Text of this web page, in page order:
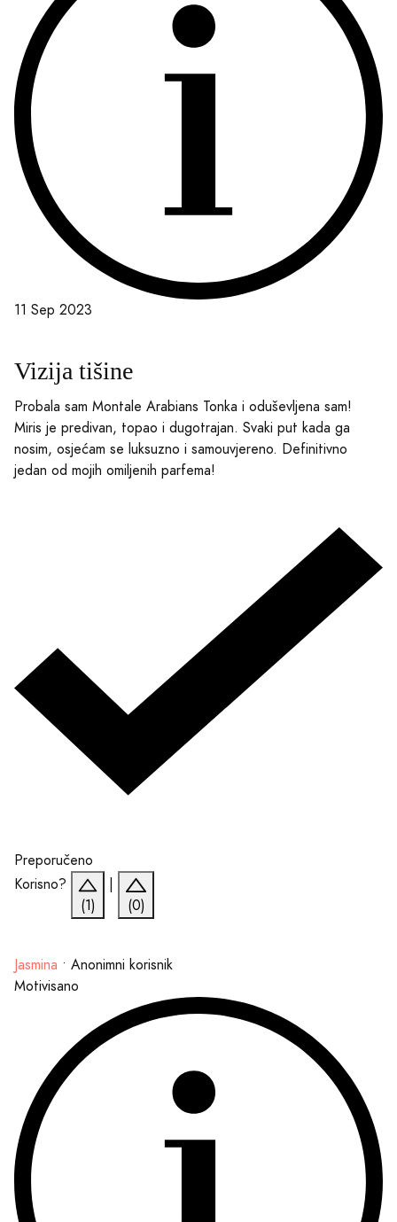
11 Sep 2023
Vizija tišine
Probala sam Montale Arabians Tonka i oduševljena sam!
Miris je predivan, topao i dugotrajan. Svaki put kada ga
nosim, osjećam se luksuzno i samouvjereno. Definitivno
jedan od mojih omiljenih parfema!
Preporučeno
Korisno?
(1)
|
(0)
Jasmina • Anonimni korisnik
Motivisano